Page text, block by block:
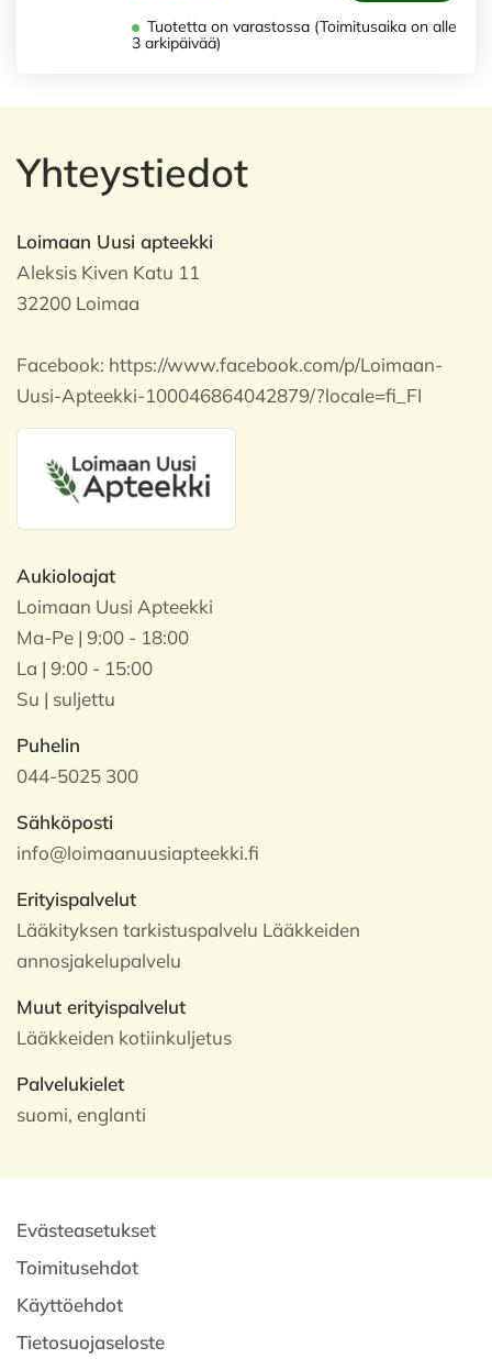
Tuotetta on varastossa (Toimitusaika on alle
3 arkipäivää)
Yhteystiedot
Loimaan Uusi apteekki
Aleksis Kiven Katu 11
32200 Loimaa
Facebook: https://www.facebook.com/p/Loimaan-
Uusi-Apteekki-100046864042879/?locale=fi_FI
Aukioloajat
Loimaan Uusi Apteekki
Ma-Pe | 9:00 - 18:00
La | 9:00 - 15:00
Su | suljettu
Puhelin
044-5025 300
Sähköposti
info@loimaanuusiapteekki.fi
Erityispalvelut
Lääkityksen tarkistuspalvelu Lääkkeiden
annosjakelupalvelu
Muut erityispalvelut
Lääkkeiden kotiinkuljetus
Palvelukielet
suomi, englanti
Evästeasetukset
Toimitusehdot
Käyttöehdot
Tietosuojaseloste